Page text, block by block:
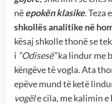
në epokën klasike. Teza
shkollës analitike në
kësaj shkolle thonë se
i “Odisesë” ka lindur me
këngëve të vogla. Ata
epëve mund të ketë
vogële cila, me kalimin